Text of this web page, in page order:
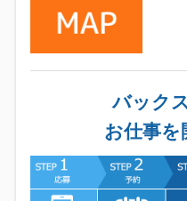
バック
お仕事を